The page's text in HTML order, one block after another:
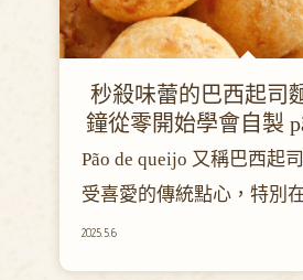
你在麵包店選吐司時不再
秒殺味蕾的巴西起司
鐘從零開始學會自製
Pão de queijo 又稱巴西起
受喜愛的傳統點心，特別
斯州（Minas Gerais）廣為
2025.5.6